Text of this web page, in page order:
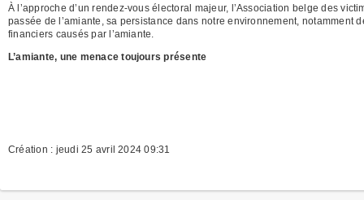
À l’approche d’un rendez-vous électoral majeur, l’Association belge des
passée de l’amiante, sa persistance dans notre environnement,
financiers causés par l’amiante.
L’amiante, une menace toujours présente
Création : jeudi 25 avril 2024 09:31